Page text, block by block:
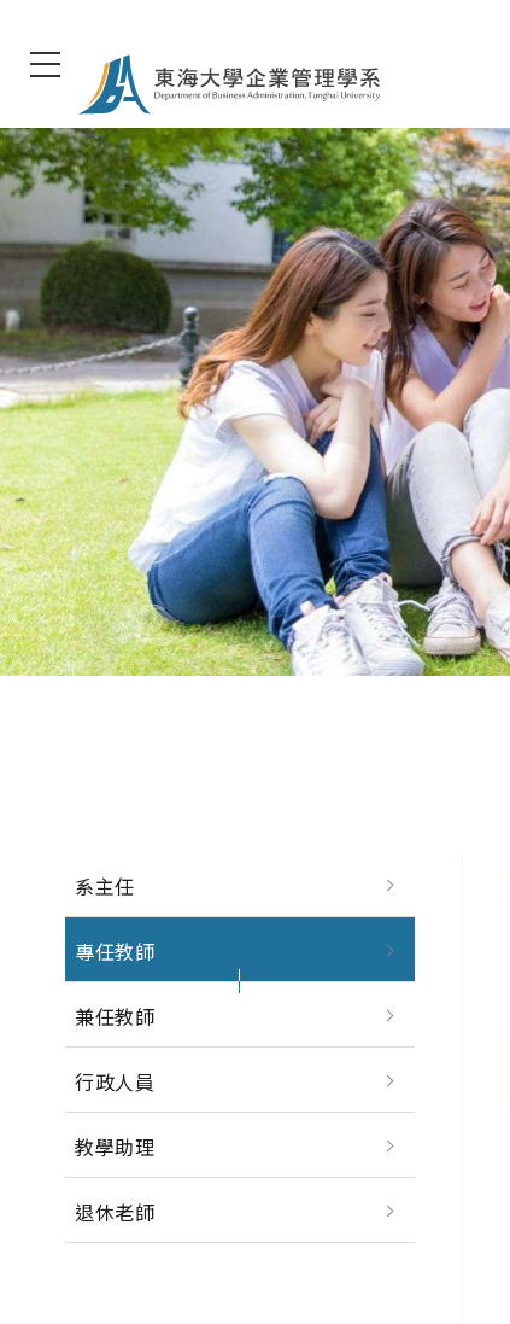
系主任
專任教師
兼任教師
行政人員
教學助理
退休老師